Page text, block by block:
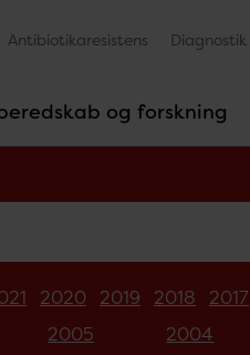
og forskning
Antibiotikaresistens Diagnostik
2020 2019 2018 2017
2005 2004